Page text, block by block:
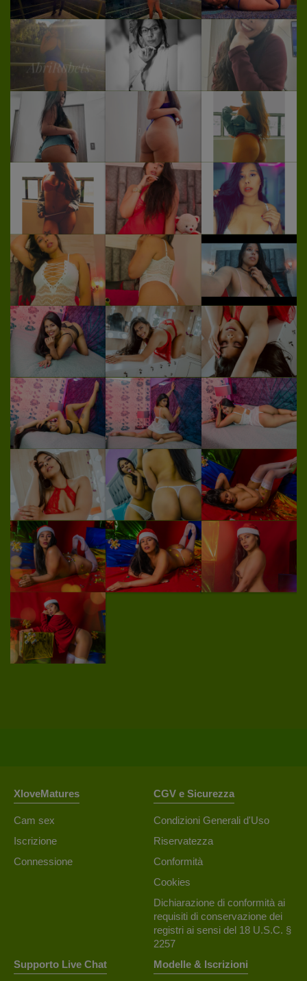
XloveMatures
Cam sex
Iscrizione
Connessione
CGV e Sicurezza
Condizioni Generali d'Uso
Riservatezza
Conformità
Cookies
Dichiarazione di conformità ai
requisiti di conservazione dei
registri ai sensi del 18 U.S.C. §
2257
Supporto Live Chat
Modelle & Iscrizioni